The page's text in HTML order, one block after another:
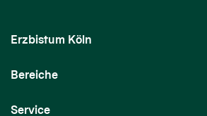
Erzbistum Köln
Bereiche
Service